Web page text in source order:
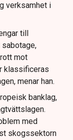
verksamhet i
till
mot
klassificeras
menar han.
banklag,
med
skogssektorn